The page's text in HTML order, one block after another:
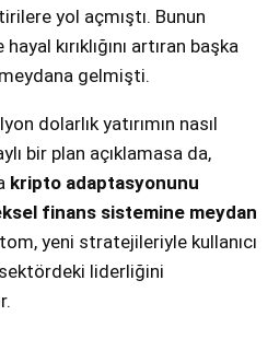
yol açmıştı. Bunun
kırıklığını artıran başka
gelmişti.
dolarlık yatırımın nasıl
bir plan açıklamasa da,
kripto adaptasyonunu
finans sistemine meydan
yeni stratejileriyle kullanıcı
liderliğini